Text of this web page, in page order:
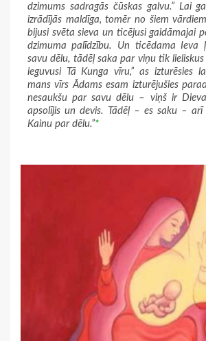
dzimums sadragās čūskas galvu.” Lai
izrādījās maldīga, tomēr no šiem
bijusi svēta sieva un ticējusi gaidāmajai
dzimuma palīdzību. Un ticēdama Ieva
savu dēlu, tādēļ saka par viņu tik lieliskus
ieguvusi Tā Kunga vīru,” as izturēsies
mans vīrs Ādams esam izturējušies
nesaukšu par savu dēlu – viņš ir
apsolījis un devis. Tādēļ – es saku – arī
Kainu par dēlu.”*